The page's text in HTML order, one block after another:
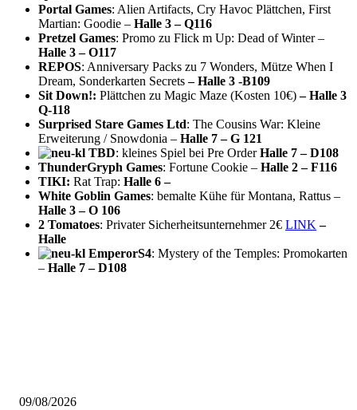
Portal Games: Alien Artifacts, Cry Havoc Plättchen, First
Martian: Goodie – Halle 3 – Q116
Pretzel Games: Promo zu Flick m Up: Dead of Winter –
Halle 3 – O117
REPOS: Anniversary Packs zu 7 Wonders, Mütze When I
Dream, Sonderkarten Secrets– Halle 3 -B109
Sit Down!: Plättchen zu Magic Maze (Kosten 10€)– Halle 3
Q-118
Surprised Stare Games Ltd: The Cousins War: Kleine
Erweiterung / Snowdonia – Halle 7 – G 121
TBD: kleines Spiel bei Pre OrderHalle 7 – D108
ThunderGryph Games: Fortune Cookie – Halle 2 – F116
TIKI: Rat Trap: Halle 6 –
White Goblin Games: bemalte Kühe für Montana, Rattus –
Halle 3 – O 106
2 Tomatoes: Privater Sicherheitsunternehmer 2€ LINK –
Halle
EmperorS4: Mystery of the Temples: Promokarten
– Halle 7 – D108
09/08/2026